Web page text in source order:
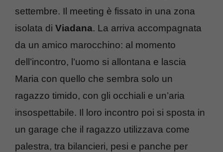
settembre. Il meeting è fissato in una zona
isolata di Viadana. La arriva accompagnata
da un amico marocchino: al momento
dell’incontro, l’uomo si allontana e lascia
Maria con quello che sembra solo un
ragazzo timido, con gli occhiali e un’aria
insospettabile. Il loro incontro poi si sposta in
un garage che il ragazzo utilizzava come
palestra, tra bilancieri, pesi e panche per